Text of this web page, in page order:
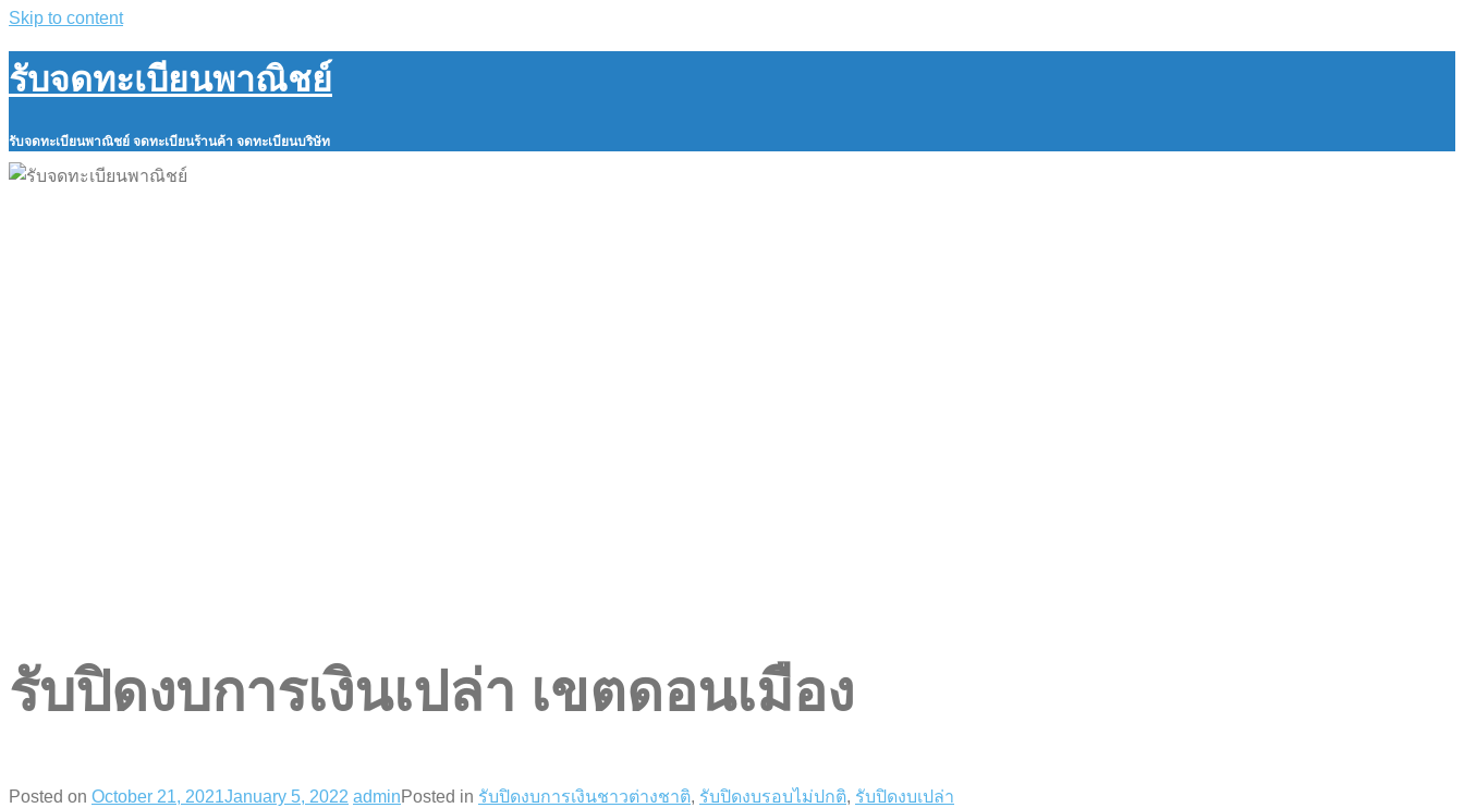
Skip to content
รับจดทะเบียนพาณิชย์
รับจดทะเบียนพาณิชย์ จดทะเบียนร้านค้า จดทะเบียนบริษัท
รับปิดงบการเงินเปล่า เขตดอนเมือง
Posted on October 21, 2021January 5, 2022 adminPosted in รับปิดงบการเงินชาวต่างชาติ, รับปิดงบรอบไม่ปกติ, รับปิดงบเปล่า